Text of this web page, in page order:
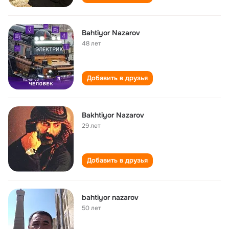
Bahtiyor Nazarov
48 лет
Добавить в друзья
Bakhtiyor Nazarov
29 лет
Добавить в друзья
bahtiyor nazarov
50 лет